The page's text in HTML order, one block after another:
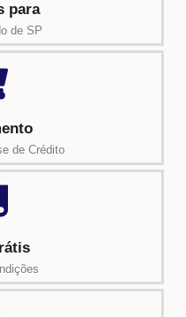
para
de SP
de Crédito